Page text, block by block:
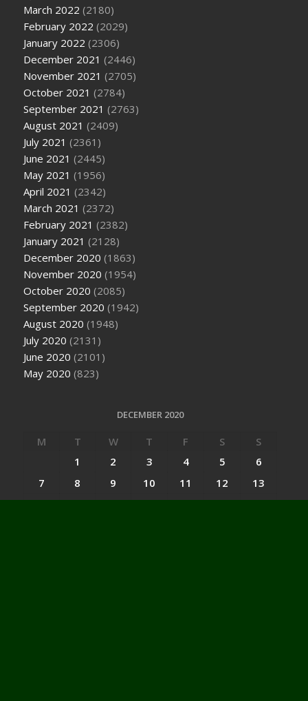
March 2022 (2180)
February 2022 (2029)
January 2022 (2306)
December 2021 (2446)
November 2021 (2705)
October 2021 (2784)
September 2021 (2763)
August 2021 (2409)
July 2021 (2361)
June 2021 (2445)
May 2021 (1956)
April 2021 (2342)
March 2021 (2372)
February 2021 (2382)
January 2021 (2128)
December 2020 (1863)
November 2020 (1954)
October 2020 (2085)
September 2020 (1942)
August 2020 (1948)
July 2020 (2131)
June 2020 (2101)
May 2020 (823)
DECEMBER 2020
M T W T F S
S
1
2 3 4 5
6
7
8 9 10 11 12
13
14
15 16 17 18 19
20